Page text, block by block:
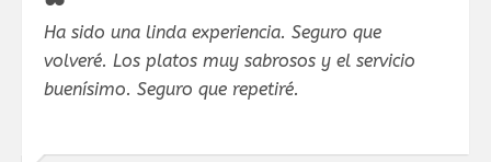
Ha sido una linda experiencia. Seguro que
volveré. Los platos muy sabrosos y el servicio
buenísimo. Seguro que repetiré.